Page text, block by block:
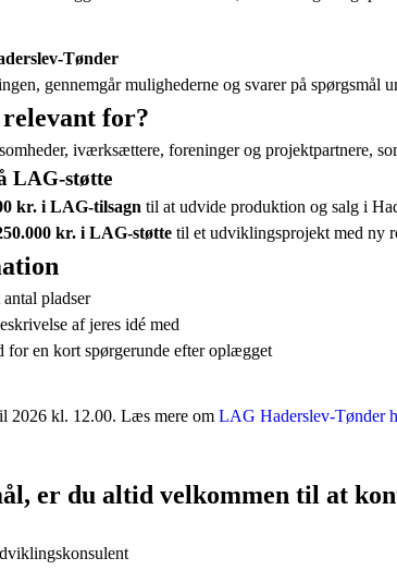
Tønder
gennemgår mulighederne og svarer på
for?
iværksættere, foreninger og projektpartnere,
LAG-støtte
kr. i LAG-tilsagn til at udvide produktion og salg i
kr. i LAG-støtte til et udviklingsprojekt med ny
pladser
af jeres idé med
for en kort spørgerunde efter oplægget
2026 kl. 12.00. Læs mere om LAG Haderslev-Tønder
er du altid velkommen til at